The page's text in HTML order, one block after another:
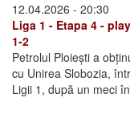
12.04.2026 - 20:30
Liga 1 - Etapa 4 -
1-2
Petrolul Ploiești a
cu Unirea Slobozia,
Ligii 1, după un meci